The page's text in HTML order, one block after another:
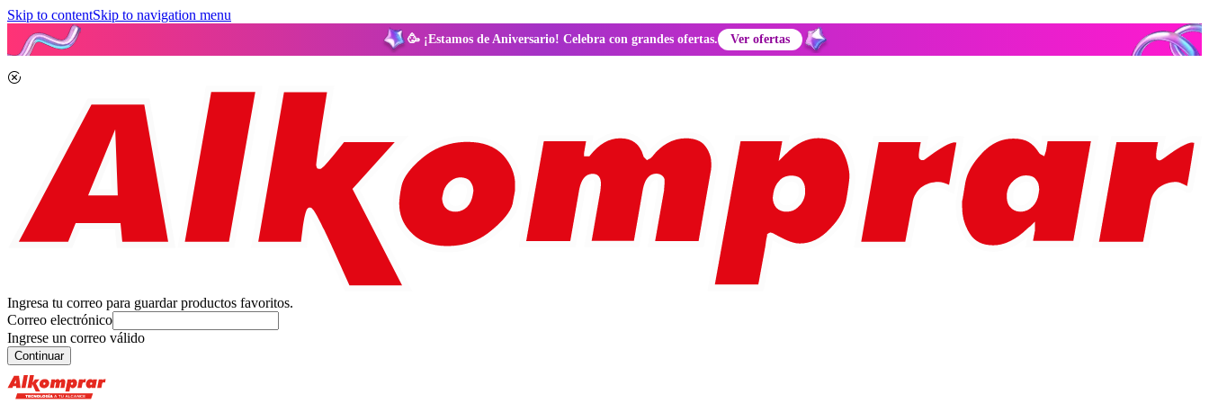
Skip to contentSkip to navigation menu
🥳 ¡Estamos de Aniversario! Celebra con grandes ofertas. Ver ofertas
Ingresa tu correo para guardar productos favoritos.
Correo electrónico
Ingrese un correo válido
Continuar